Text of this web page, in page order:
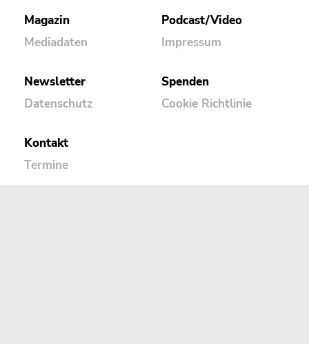
Magazin
Mediadaten
Podcast/Video
Impressum
Newsletter
Datenschutz
Spenden
Cookie Richtlinie
Kontakt
Termine